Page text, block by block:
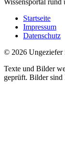
Wissensportal rund
Startseite
Impressum
Datenschutz
© 2026 Ungeziefer
Texte und Bilder
geprüft. Bilder